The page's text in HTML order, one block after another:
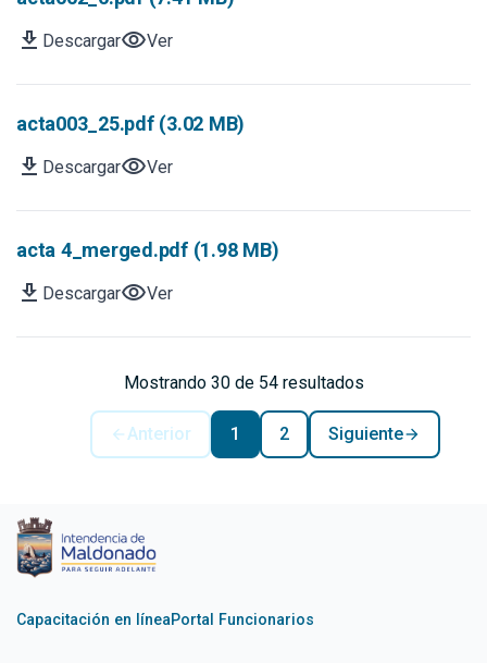
download DescargarvisibilityVer
acta003_25.pdf (3.02 MB)
download DescargarvisibilityVer
acta 4_merged.pdf (1.98 MB)
download DescargarvisibilityVer
Mostrando 30 de 54 resultados
Anterior 1 2 Siguiente
Capacitación en líneaPortal Funcionarios